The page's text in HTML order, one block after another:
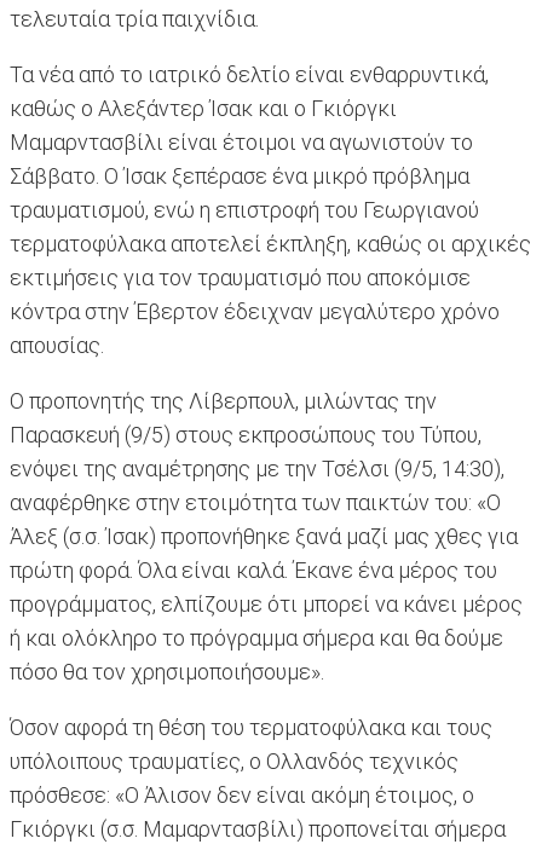
τελευταία τρία παιχνίδια.
Τα νέα από το ιατρικό δελτίο είναι ενθαρρυντικά,
καθώς ο Αλεξάντερ Ίσακ και ο Γκιόργκι
Μαμαρντασβίλι είναι έτοιμοι να αγωνιστούν το
Σάββατο. Ο Ίσακ ξεπέρασε ένα μικρό πρόβλημα
τραυματισμού, ενώ η επιστροφή του Γεωργιανού
τερματοφύλακα αποτελεί έκπληξη, καθώς οι αρχικές
εκτιμήσεις για τον τραυματισμό που αποκόμισε
κόντρα στην Έβερτον έδειχναν μεγαλύτερο χρόνο
απουσίας.
Ο προπονητής της Λίβερπουλ, μιλώντας την
Παρασκευή (9/5) στους εκπροσώπους του Τύπου,
ενόψει της αναμέτρησης με την Τσέλσι (9/5, 14:30),
αναφέρθηκε στην ετοιμότητα των παικτών του: «Ο
Άλεξ (σ.σ. Ίσακ) προπονήθηκε ξανά μαζί μας χθες για
πρώτη φορά. Όλα είναι καλά. Έκανε ένα μέρος του
προγράμματος, ελπίζουμε ότι μπορεί να κάνει μέρος
ή και ολόκληρο το πρόγραμμα σήμερα και θα δούμε
πόσο θα τον χρησιμοποιήσουμε».
Όσον αφορά τη θέση του τερματοφύλακα και τους
υπόλοιπους τραυματίες, ο Ολλανδός τεχνικός
πρόσθεσε: «Ο Άλισον δεν είναι ακόμη έτοιμος, ο
Γκιόργκι (σ.σ. Μαμαρντασβίλι) προπονείται σήμερα